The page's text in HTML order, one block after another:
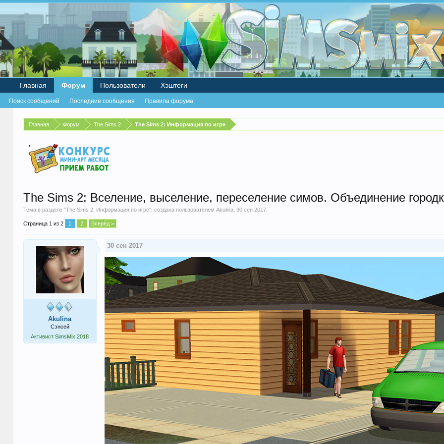
Главная Форум The Sims 2 The Sims 2: Информация по игре
The Sims 2: Вселение, выселение, переселение симов. Объединение
Тема в разделе "The Sims 2: Информация по игре", создана пользователем Akulina, 30 сен 2017.
Страница 1 из 2 1 2 Вперёд >
Akulina
Сэнсей
Активист SimsMix 2018
30 сен 2017
Главная Форум
Поиск сообщений Последние сообщения Правила форума
Пользователи Хэштеги